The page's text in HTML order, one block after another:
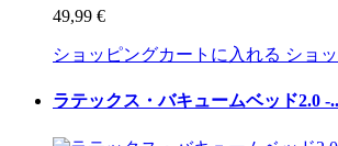
49,99 €
ショッピングカートに入れる ショ
ラテックス・バキュームベッド2.0 -